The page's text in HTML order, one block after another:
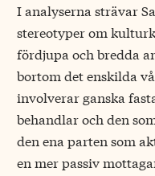
I analyserna strävar
stereotyper om
fördjupa och bredda
bortom det enskilda
involverar ganska
behandlar och den
den ena parten som
en mer passiv